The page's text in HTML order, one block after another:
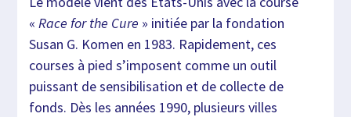
«Race for the Cure » initiée par la fondation
Susan G. Komen en 1983. Rapidement, ces
courses à pied s’imposent comme un outil
puissant de sensibilisation et de collecte de
fonds. Dès les années 1990, plusieurs villes